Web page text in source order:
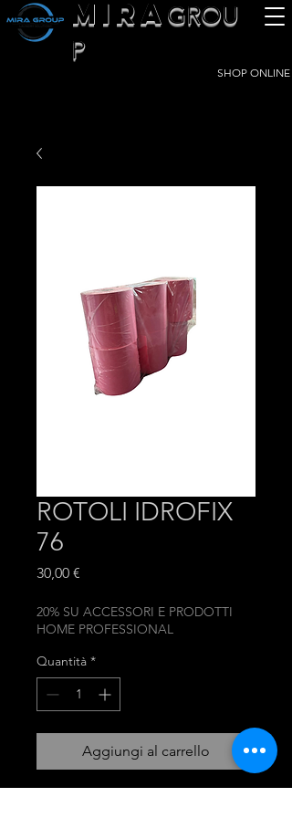
SHOP ONLINE
MIRA GROU
P
ROTOLI IDROFIX
76
30,00 €
20% SU ACCESSORI E PRODOTTI
HOME PROFESSIONAL
Quantità *
Aggiungi al carrello